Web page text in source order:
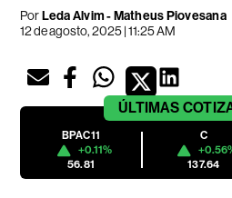
PorLeda Alvim - Matheus Piovesana
12 de agosto, 2025 | 11:25 AM
ÚLTIMAS
BPAC11
+0.11%
56.81
C
137.64